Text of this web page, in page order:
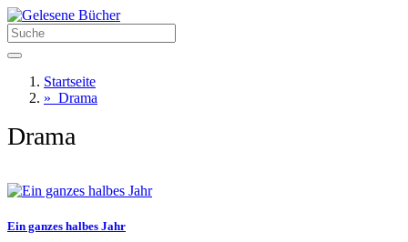
Startseite
» Drama
Drama
Ein ganzes halbes Jahr